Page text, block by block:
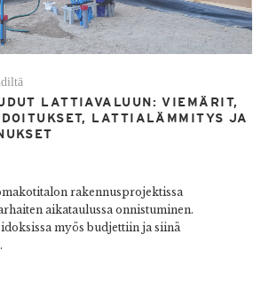
LATTIAVALUUN: VIEMÄRIT,
LATTIALÄMMITYS JA
rakennusprojektissa
aikataulussa onnistuminen.
myös budjettiin ja siinä